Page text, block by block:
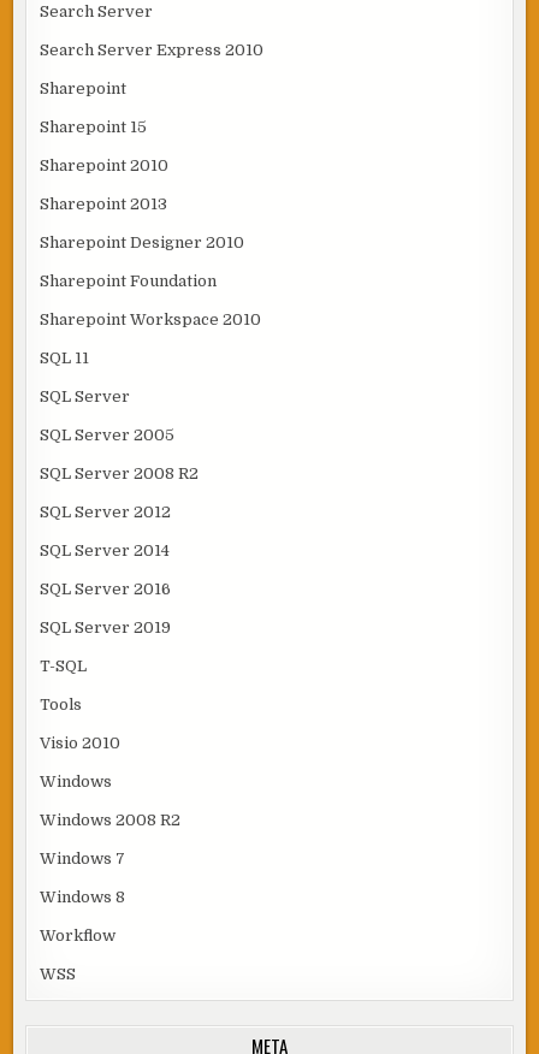
Search Server
Search Server Express 2010
Sharepoint
Sharepoint 15
Sharepoint 2010
Sharepoint 2013
Sharepoint Designer 2010
Sharepoint Foundation
Sharepoint Workspace 2010
SQL 11
SQL Server
SQL Server 2005
SQL Server 2008 R2
SQL Server 2012
SQL Server 2014
SQL Server 2016
SQL Server 2019
T-SQL
Tools
Visio 2010
Windows
Windows 2008 R2
Windows 7
Windows 8
Workflow
WSS
META